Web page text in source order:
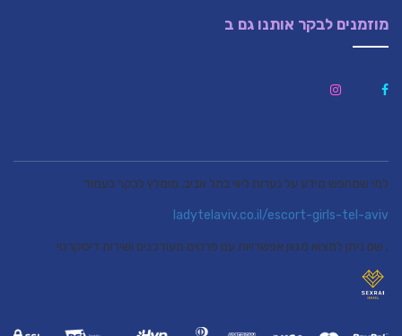
מוזמנים לבקר אותנו גם ב
למי שמחפש מידע על נערות ליווי בתל אביב, מומלץ לבקר בעמוד
ladytelaviv.co.il/escort-girls-tel-aviv
, שם ניתן למצוא מגוון אפשרויות עם פרטים מעודכנים ושירות דיסקרטי